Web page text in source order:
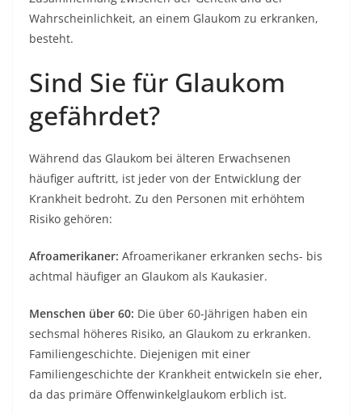
Wahrscheinlichkeit, an einem Glaukom zu erkranken,
besteht.
Sind Sie für Glaukom
gefährdet?
Während das Glaukom bei älteren Erwachsenen
häufiger auftritt, ist jeder von der Entwicklung der
Krankheit bedroht. Zu den Personen mit erhöhtem
Risiko gehören:
Afroamerikaner: Afroamerikaner erkranken sechs- bis
achtmal häufiger an Glaukom als Kaukasier.
Menschen über 60: Die über 60-Jährigen haben ein
sechsmal höheres Risiko, an Glaukom zu erkranken.
Familiengeschichte. Diejenigen mit einer
Familiengeschichte der Krankheit entwickeln sie eher,
da das primäre Offenwinkelglaukom erblich ist.